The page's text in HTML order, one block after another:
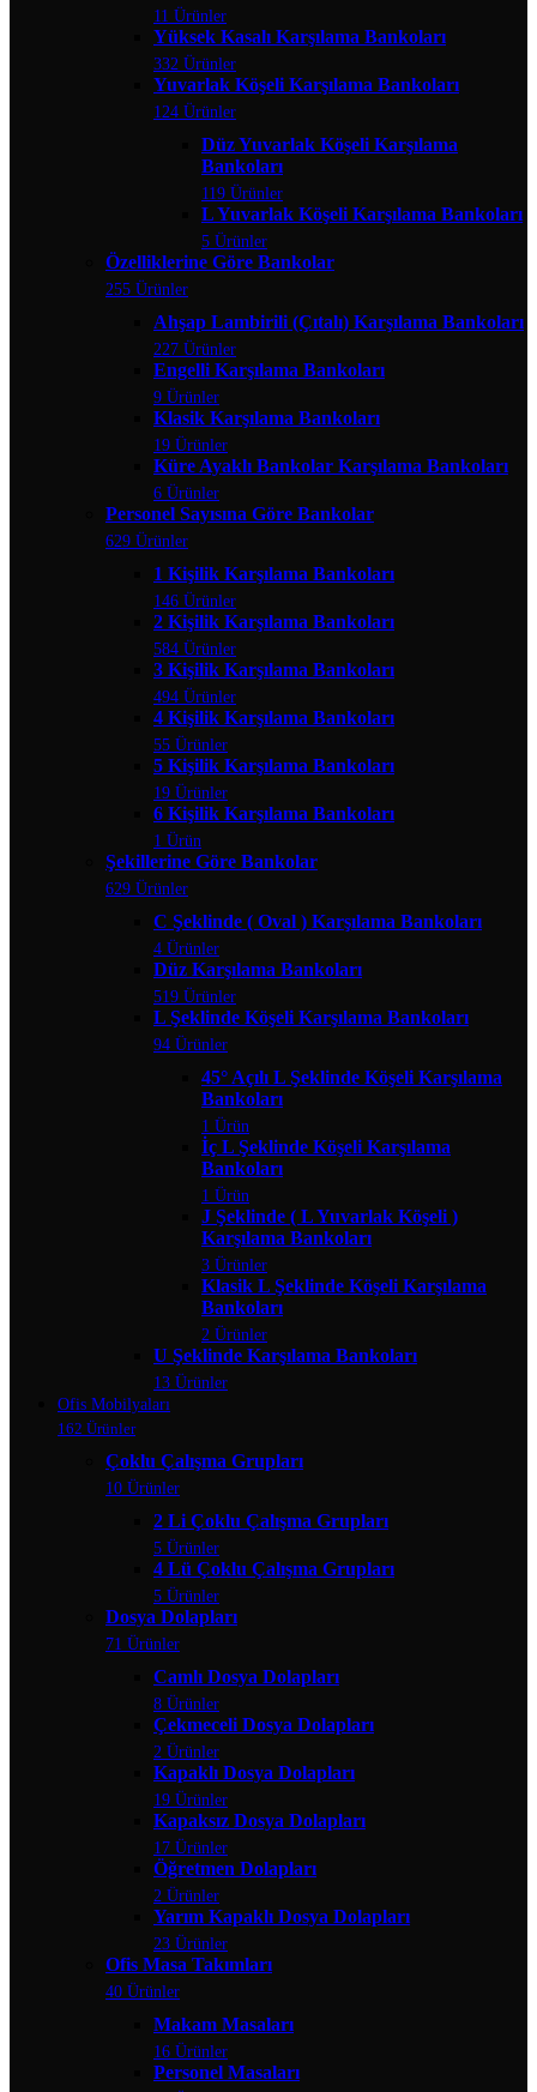
11 Ürünler
Yüksek Kasalı Karşılama Bankoları
332 Ürünler
Yuvarlak Köşeli Karşılama Bankoları
124 Ürünler
Düz Yuvarlak Köşeli Karşılama
Bankoları
119 Ürünler
L Yuvarlak Köşeli Karşılama Bankoları
5 Ürünler
Özelliklerine Göre Bankolar
255 Ürünler
Ahşap Lambirili (Çıtalı) Karşılama Bankoları
227 Ürünler
Engelli Karşılama Bankoları
9 Ürünler
Klasik Karşılama Bankoları
19 Ürünler
Küre Ayaklı Bankolar Karşılama Bankoları
6 Ürünler
Personel Sayısına Göre Bankolar
629 Ürünler
1 Kişilik Karşılama Bankoları
146 Ürünler
2 Kişilik Karşılama Bankoları
584 Ürünler
3 Kişilik Karşılama Bankoları
494 Ürünler
4 Kişilik Karşılama Bankoları
55 Ürünler
5 Kişilik Karşılama Bankoları
19 Ürünler
6 Kişilik Karşılama Bankoları
1 Ürün
Şekillerine Göre Bankolar
629 Ürünler
C Şeklinde ( Oval ) Karşılama Bankoları
4 Ürünler
Düz Karşılama Bankoları
519 Ürünler
L Şeklinde Köşeli Karşılama Bankoları
94 Ürünler
45° Açılı L Şeklinde Köşeli Karşılama
Bankoları
1 Ürün
İç L Şeklinde Köşeli Karşılama
Bankoları
1 Ürün
J Şeklinde ( L Yuvarlak Köşeli )
Karşılama Bankoları
3 Ürünler
Klasik L Şeklinde Köşeli Karşılama
Bankoları
2 Ürünler
U Şeklinde Karşılama Bankoları
13 Ürünler
Ofis Mobilyaları
162 Ürünler
Çoklu Çalışma Grupları
10 Ürünler
2 Li Çoklu Çalışma Grupları
5 Ürünler
4 Lü Çoklu Çalışma Grupları
5 Ürünler
Dosya Dolapları
71 Ürünler
Camlı Dosya Dolapları
8 Ürünler
Çekmeceli Dosya Dolapları
2 Ürünler
Kapaklı Dosya Dolapları
19 Ürünler
Kapaksız Dosya Dolapları
17 Ürünler
Öğretmen Dolapları
2 Ürünler
Yarım Kapaklı Dosya Dolapları
23 Ürünler
Ofis Masa Takımları
40 Ürünler
Makam Masaları
16 Ürünler
Personel Masaları